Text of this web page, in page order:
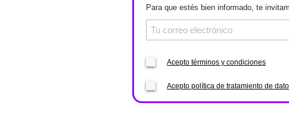
Para que estés bien informado, te
Acepto términos y condiciones
Acepto política de tratamiento de